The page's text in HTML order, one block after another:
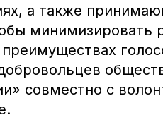
а также
минимизировать
совместно с